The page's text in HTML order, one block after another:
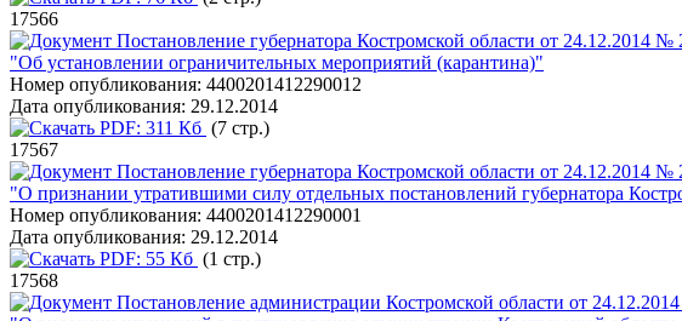
17566
Постановление губернатора Костромской области от 24.12.2014 №
"Об установлении ограничительных мероприятий (карантина)"
Номер опубликования: 4400201412290012
Дата опубликования: 29.12.2014
PDF: 311 Кб (7 стр.)
17567
Постановление губернатора Костромской области от 24.12.2014 №
"О признании утратившими силу отдельных постановлений губернатора
Номер опубликования: 4400201412290001
Дата опубликования: 29.12.2014
PDF: 55 Кб (1 стр.)
17568
Постановление администрации Костромской области от